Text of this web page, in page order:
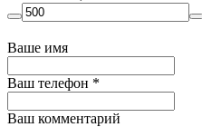
Ваше имя
Ваш телефон *
Ваш комментарий